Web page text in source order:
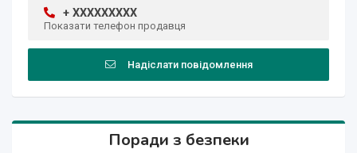
+ XXXXXXXXX
Показати телефон продавця
Надіслати повідомлення
Поради з безпеки